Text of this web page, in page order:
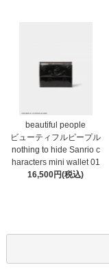
beautiful people
ビューティフルピープル
nothing to hide Sanrio c
haracters mini wallet⁠ 01
16,500円(税込)